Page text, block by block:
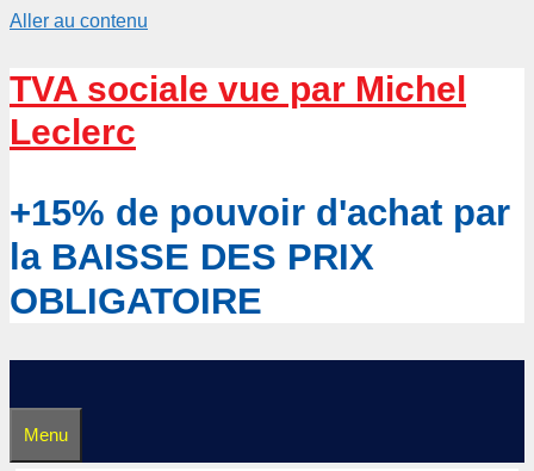
Aller au contenu
TVA sociale vue par Michel
Leclerc
+15% de pouvoir d'achat par
la BAISSE DES PRIX
OBLIGATOIRE
Menu